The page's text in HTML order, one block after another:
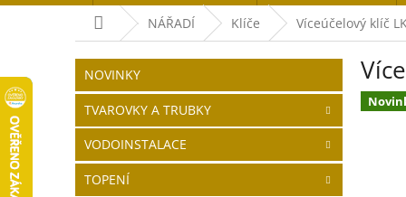
Domů NÁŘADÍ Klíče Víceúčelový klíč
s
r
n
Přeskočit
kategorie
NOVINKY
TVAROVKY A TRUBKY
VODOINSTALACE
TOPENÍ